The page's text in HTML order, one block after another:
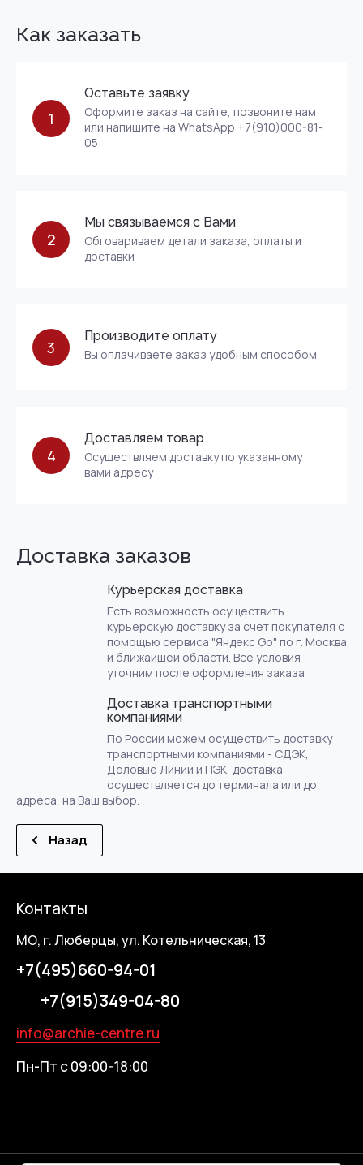
Как заказать
1
Оставьте заявку
Оформите заказ на сайте, позвоните нам
или напишите на WhatsApp +7(910)000-81-
05
2
Мы связываемся с Вами
Обговариваем детали заказа, оплаты и
доставки
3
Производите оплату
Вы оплачиваете заказ удобным способом
4
Доставляем товар
Осуществляем доставку по указанному
вами адресу
Доставка заказов
Курьерская доставка
Есть возможность осуществить
курьерскую доставку за счёт покупателя с
помощью сервиса "Яндекс Go" по г. Москва
и ближайшей области. Все условия
уточним после оформления заказа
Доставка транспортными
компаниями
По России можем осуществить доставку
транспортными компаниями - СДЭК,
Деловые Линии и ПЭК, доставка
осуществляется до терминала или до
адреса, на Ваш выбор.
Назад
Контакты
МО, г. Люберцы, ул. Котельническая, 13
+7(495)660-94-01
+7(915)349-04-80
info@archie-centre.ru
Пн-Пт с 09:00-18:00